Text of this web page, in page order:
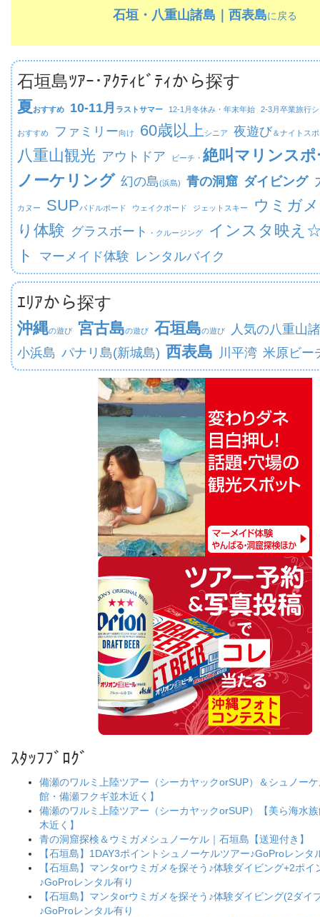
石垣・八重山諸島｜西表島に戻る
石垣島ﾂｱｰ･ｱｸﾃｨﾋﾞﾃｨから探す
夏おすすめ 10-11月 ラストサマー 12-1月冬休み・年末年始 2-3月卒業旅行
おすすめ ファミリー向け 60歳以上 シニア 夜遊び＆ナイトス
八重山観光 アウトドア ビーチ・ 絶叫マリンスポ
ノーケリング 幻の島(浜島) 青の洞窟 ダイビング
カヌー SUPパドルボード ウェイクボード ジェットスキー
ウミガメ
り体験 グラスボート ・クルージング
インスタ映え
ト
マーメイド体験 レンタルバイク
ｴﾘｱから探す
沖縄の遊び 宮古島の遊び 石垣島の遊び
人気の八重山
小浜島 パナリ島(新城島) 西表島 川平湾 米原ビー
ｽﾀｯﾌﾌﾞﾛｸﾞ
備瀬のワルミ上陸ツアー（シーカヤックorSUP）＆シュノー
館・備瀬フクギ並木近く】
備瀬のワルミ上陸ツアー（シーカヤックorSUP）【美ら海水
木近く】
青の洞窟探検＆ウミガメシュノーケル｜石垣島【送迎付き】
【石垣島】1DAY3ポイントシュノーケルツアー♪GoProレンタ
【石垣島】マンタorウミガメを探そう♪体験ダイビング+2ポイ
♪GoProレンタル有り
【石垣島】マンタorウミガメを探そう♪体験ダイビング(2ダイ
♪GoProレンタル有り